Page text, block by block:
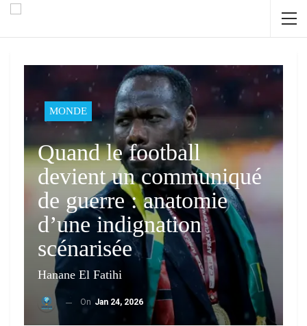
MONDE
Quand le football
devient un communiqué
de guerre : anatomie
d’une indignation
scénarisée
Hanane El Fatihi
On Jan 24, 2026